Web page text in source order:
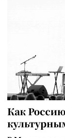
Как